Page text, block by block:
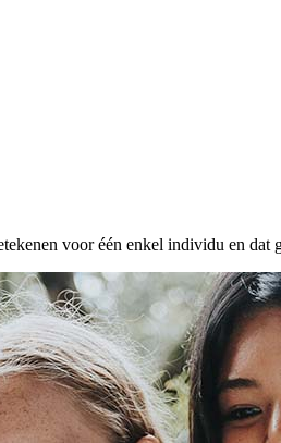
voor één enkel individu en dat